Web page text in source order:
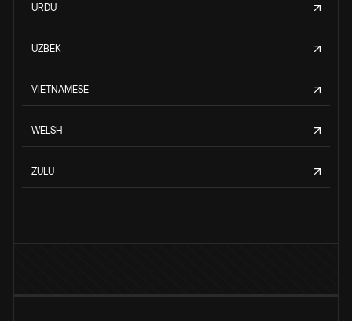
URDU
UZBEK
VIETNAMESE
WELSH
ZULU